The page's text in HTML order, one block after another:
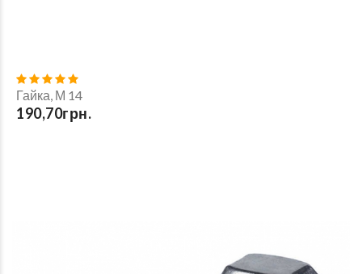
Гайка, М 14
190,70грн.